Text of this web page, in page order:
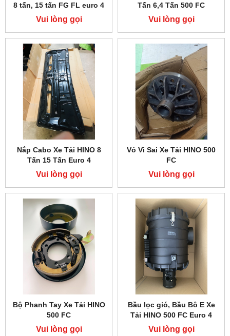
8 tấn, 15 tấn FG FL euro 4
Vui lòng gọi
Tấn 6,4 Tấn 500 FC
Vui lòng gọi
Nắp Cabo Xe Tải HINO 8
Tấn 15 Tấn Euro 4
Vui lòng gọi
Vỏ Vi Sai Xe Tải HINO 500
FC
Vui lòng gọi
Bộ Phanh Tay Xe Tải HINO
500 FC
Vui lòng gọi
Bầu lọc gió, Bầu Bô E Xe
Tải HINO 500 FC Euro 4
Vui lòng gọi